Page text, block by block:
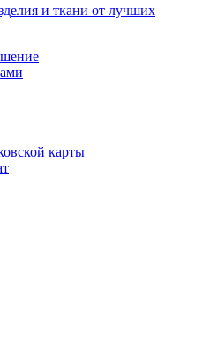
и ткани от лучших
карты